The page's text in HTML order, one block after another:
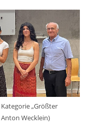
„Größter
Wecklein)